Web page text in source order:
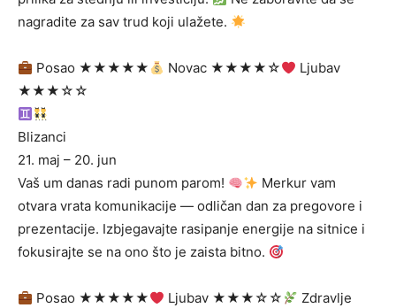
nagradite za sav trud koji ulažete.
Posao ★★★★★ Novac ★★★★☆
Ljubav
★★★☆☆
Blizanci
21. maj – 20. jun
Vaš um danas radi punom parom!
Merkur vam
otvara vrata komunikacije — odličan dan za pregovore i
prezentacije. Izbjegavajte rasipanje energije na sitnice i
fokusirajte se na ono što je zaista bitno.
Posao ★★★★★ Ljubav ★★★☆☆
Zdravlje